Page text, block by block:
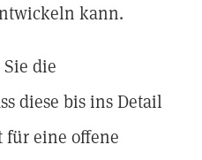
kann.
die
diese bis ins Detail
für eine offene